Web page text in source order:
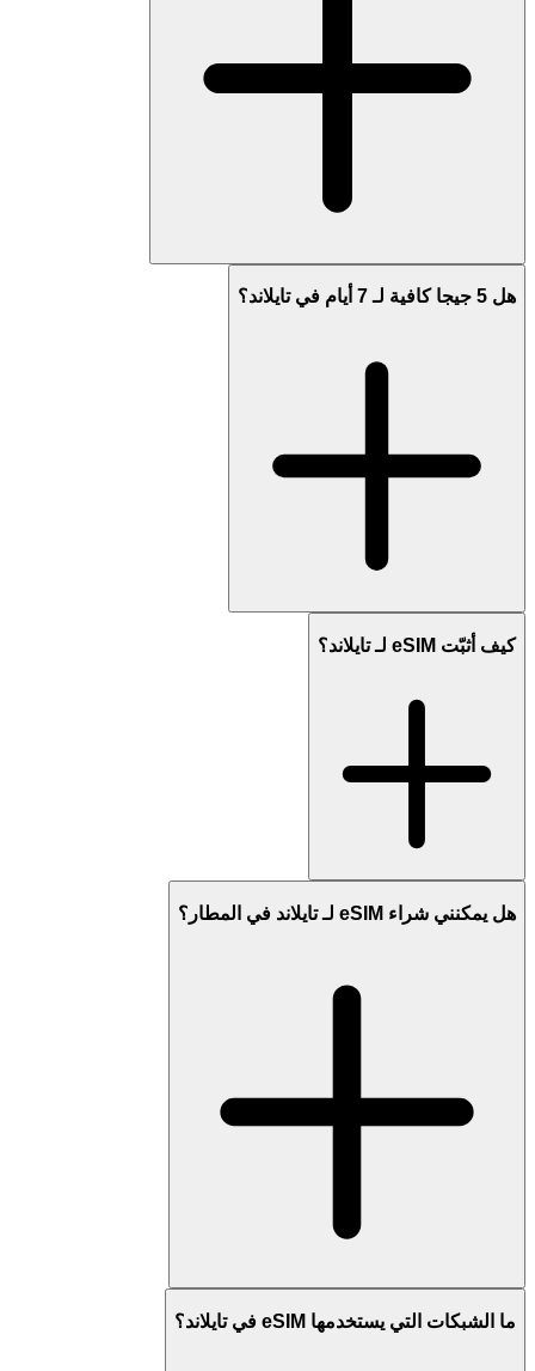
هل 5 جيجا كافية لـ 7 أيام في تايلاند؟
كيف أثبّت eSIM لـ تايلاند؟
هل يمكنني شراء eSIM لـ تايلاند في المطار؟
ما الشبكات التي يستخدمها eSIM في تايلاند؟